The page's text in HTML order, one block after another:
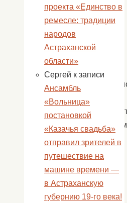
конечно
«Пусть
проекта «Единство в
ремесле: традиции
народов
Астраханской
области»
Сергей к записи
Ансамбль
«Вольница»
постановкой
«Казачья свадьба»
отправил зрителей в
путешествие на
машине времени —
в Астраханскую
губернию 19-го века!